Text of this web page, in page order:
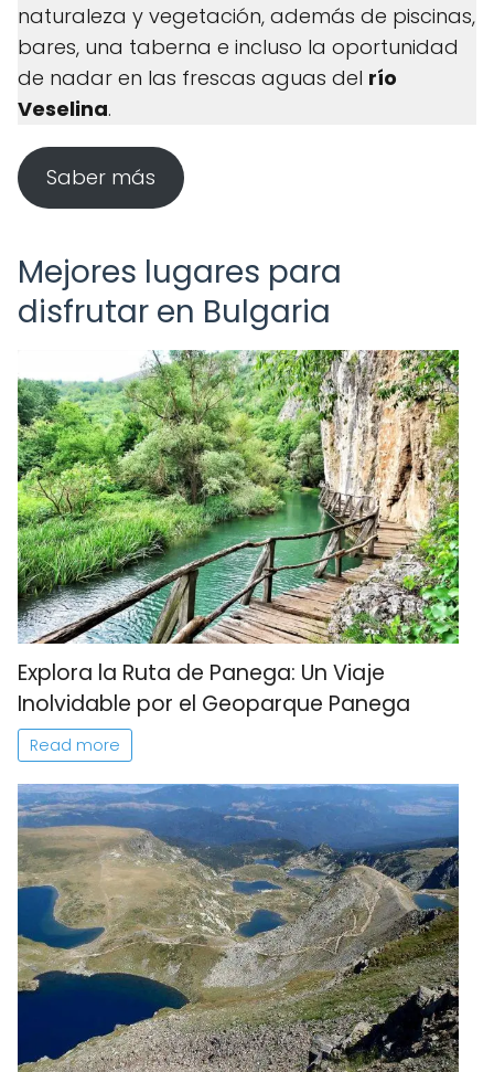
naturaleza y vegetación, además de piscinas,
bares, una taberna e incluso la oportunidad
de nadar en las frescas aguas del río
Veselina.
Saber más
Mejores lugares para
disfrutar en Bulgaria
Explora la Ruta de Panega: Un Viaje
Inolvidable por el Geoparque Panega
Read more